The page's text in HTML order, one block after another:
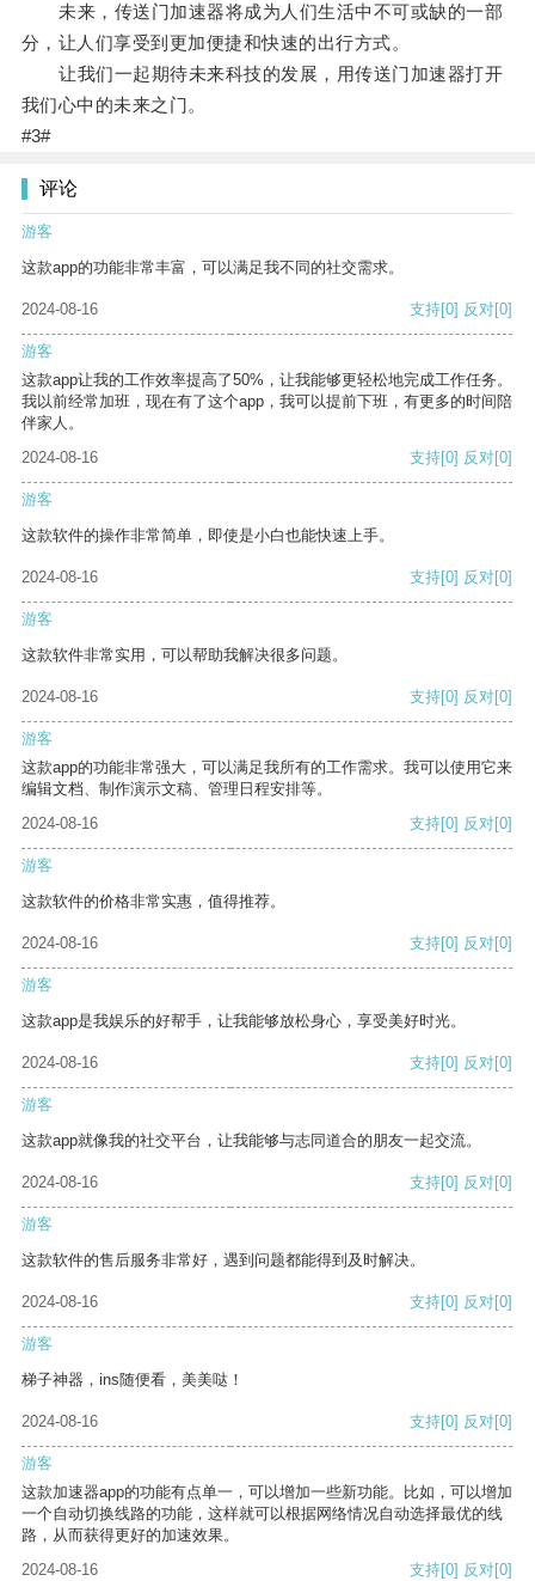
未来，传送门加速器将成为人们生活中不可或缺的一部
分，让人们享受到更加便捷和快速的出行方式。
让我们一起期待未来科技的发展，用传送门加速器打开
我们心中的未来之门。
#3#
评论
游客
这款app的功能非常丰富，可以满足我不同的社交需求。
2024-08-16 支持[0] 反对[0]
游客
这款app让我的工作效率提高了50%，让我能够更轻松地完成工作任务。
我以前经常加班，现在有了这个app，我可以提前下班，有更多的时间陪
伴家人。
2024-08-16
支持[0] 反对[0]
游客
这款软件的操作非常简单，即使是小白也能快速上手。
2024-08-16 支持[0] 反对[0]
游客
这款软件非常实用，可以帮助我解决很多问题。
2024-08-16 支持[0] 反对[0]
游客
这款app的功能非常强大，可以满足我所有的工作需求。我可以使用它来
编辑文档、制作演示文稿、管理日程安排等。
2024-08-16
支持[0] 反对[0]
游客
这款软件的价格非常实惠，值得推荐。
2024-08-16 支持[0] 反对[0]
游客
这款app是我娱乐的好帮手，让我能够放松身心，享受美好时光。
2024-08-16 支持[0] 反对[0]
游客
这款app就像我的社交平台，让我能够与志同道合的朋友一起交流。
2024-08-16 支持[0] 反对[0]
游客
这款软件的售后服务非常好，遇到问题都能得到及时解决。
2024-08-16 支持[0] 反对[0]
游客
梯子神器，ins随便看，美美哒！
2024-08-16 支持[0] 反对[0]
游客
这款加速器app的功能有点单一，可以增加一些新功能。比如，可以增加
一个自动切换线路的功能，这样就可以根据网络情况自动选择最优的线
路，从而获得更好的加速效果。
2024-08-16
支持[0] 反对[0]